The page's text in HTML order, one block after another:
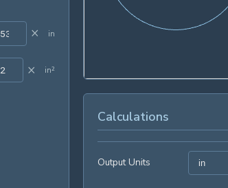
× in
× in²
Calculations
Output Units